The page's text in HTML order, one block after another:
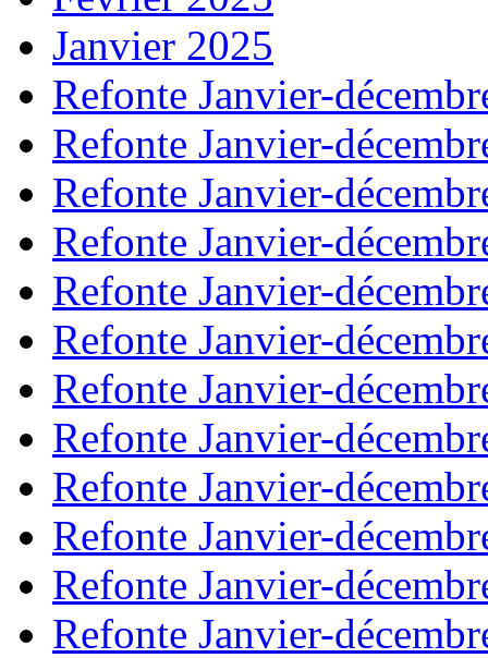
Janvier 2025
Refonte Janvier-
Refonte Janvier-
Refonte Janvier-
Refonte Janvier-
Refonte Janvier-
Refonte Janvier-
Refonte Janvier-
Refonte Janvier-
Refonte Janvier-
Refonte Janvier-
Refonte Janvier-
Refonte Janvier-